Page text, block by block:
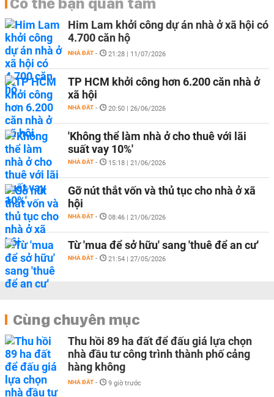
Him Lam khởi công dự án nhà ở xã hội có
4.700 căn hộ
NHÀ ĐẤT - 21:28 | 11/07/2026
TP HCM khởi công hơn 6.200 căn nhà ở
xã hội
NHÀ ĐẤT - 20:50 | 26/06/2026
'Không thể làm nhà ở cho thuê với lãi
suất vay 10%'
NHÀ ĐẤT - 15:18 | 21/06/2026
Gỡ nút thắt vốn và thủ tục cho nhà ở xã
hội
NHÀ ĐẤT - 08:46 | 21/06/2026
Từ 'mua để sở hữu' sang 'thuê để an cư'
NHÀ ĐẤT - 21:54 | 27/05/2026
Cùng chuyên mục
Thu hồi 89 ha đất để đấu giá lựa chọn
nhà đầu tư công trình thành phố cảng
hàng không
NHÀ ĐẤT - 9 giờ trước